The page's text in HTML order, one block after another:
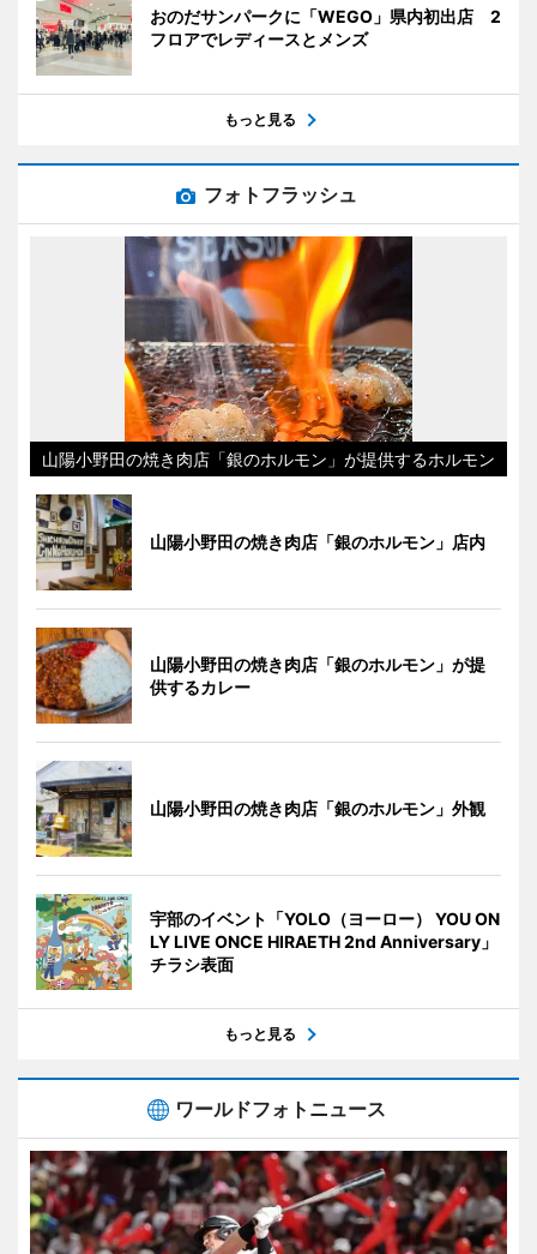
おのだサンパークに「WEGO」県内初出店 2
フロアでレディースとメンズ
もっと見る
フォトフラッシュ
山陽小野田の焼き肉店「銀のホルモン」が提供するホルモン
山陽小野田の焼き肉店「銀のホルモン」店内
山陽小野田の焼き肉店「銀のホルモン」が提
供するカレー
山陽小野田の焼き肉店「銀のホルモン」外観
宇部のイベント「YOLO（ヨーロー） YOU ON
LY LIVE ONCE HIRAETH 2nd Anniversary」
チラシ表面
もっと見る
ワールドフォトニュース